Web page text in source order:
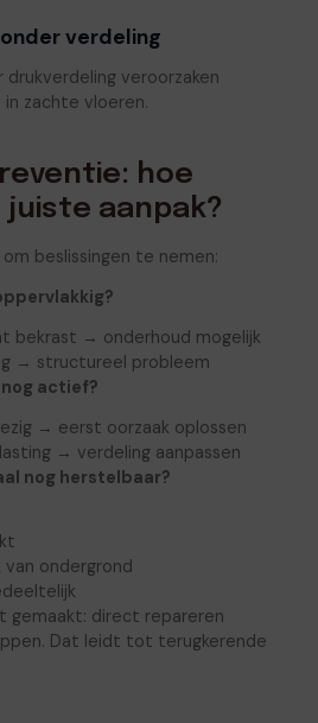
verdeling
drukverdeling veroorzaken
zachte vloeren.
hoe
juiste aanpak?
beslissingen te nemen:
bekrast → onderhoud mogelijk
→ structureel probleem
actief?
→ eerst oorzaak oplossen
→ verdeling aanpassen
nog herstelbaar?
van ondergrond
gemaakt: direct repareren
Dat leidt tot terugkerende